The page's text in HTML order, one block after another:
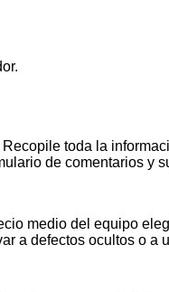
toda la
de comentarios y
medio del equipo
a defectos ocultos o a